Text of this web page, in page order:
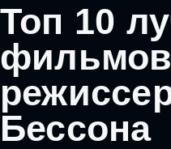
Топ 10
фильмов
Бессона